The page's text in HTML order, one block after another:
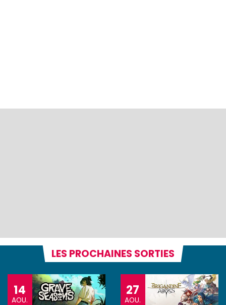
LES PROCHAINES SORTIES
14
AOU.
27
AOU.